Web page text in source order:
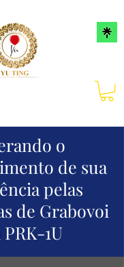
o
de sua
pelas
de Grabovoi
1U